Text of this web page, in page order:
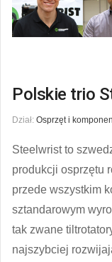
Polskie trio
Dział: Osprzęt i
Steelwrist to
produkcji osprzętu
przede wszystkim
sztandarowym
tak zwane
najszybciej